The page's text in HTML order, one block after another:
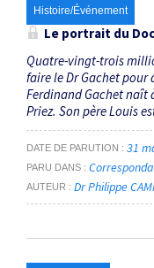
Histoire/Événement
Le portrait du
Quatre-vingt-trois
faire le Dr Gachet pour
Ferdinand Gachet naît
Priez. Son père Louis
DATE DE PARUTION 31
PARU DANS
AUTEUR Dr Philippe